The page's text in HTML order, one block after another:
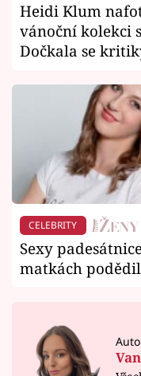
Heidi Klum
vánoční kolekci
Dočkala se
CELEBRITY
Sexy
matkách